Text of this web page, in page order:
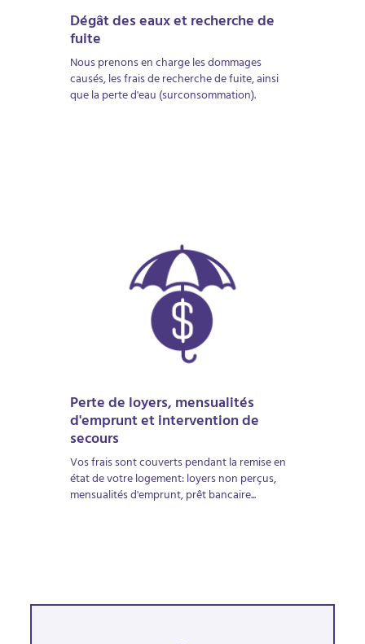
Dégât des eaux et recherche de
fuite
Nous prenons en charge les dommages
causés, les frais de recherche de fuite, ainsi
que la perte d'eau (surconsommation).
Perte de loyers, mensualités
d'emprunt et intervention de
secours
Vos frais sont couverts pendant la remise en
état de votre logement: loyers non perçus,
mensualités d'emprunt, prêt bancaire...